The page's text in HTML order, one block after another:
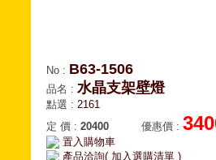
No : B63-1506
品名 : 水晶支架壁燈
點選 : 2161
定 價 : 20400 優惠價 :
置入購物車
產品洽詢( 加入選購清單 )